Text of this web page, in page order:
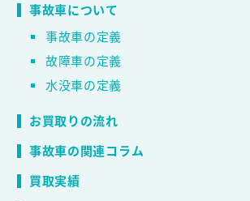
事故車について
事故車の定義
故障車の定義
水没車の定義
お買取りの流れ
事故車の関連コラム
買取実績